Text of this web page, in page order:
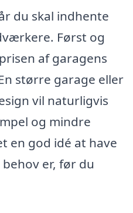
du skal indhente
Først og
af garagens
større garage eller
vil naturligvis
og mindre
en god idé at have
er, før du